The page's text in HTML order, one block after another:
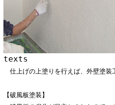
texts
仕上げの上塗りを行えば、外壁塗装
【破風板塗装】